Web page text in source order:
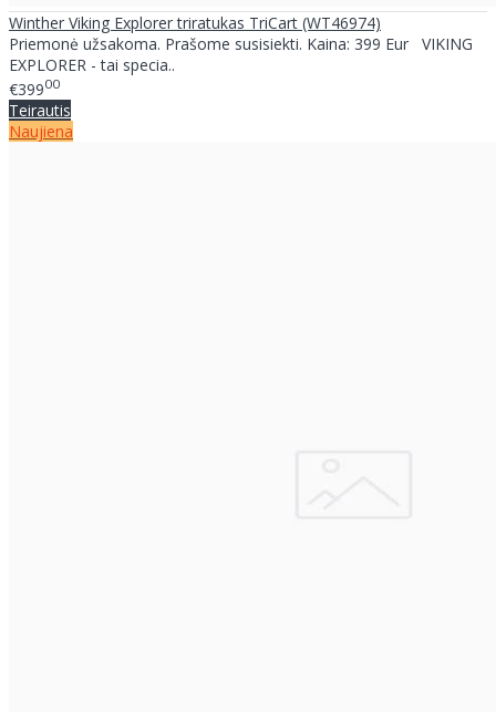
Winther Viking Explorer triratukas TriCart (WT46974)
Priemonė užsakoma. Prašome susisiekti. Kaina: 399 Eur VIKING
EXPLORER - tai specia..
€39900
Teirautis
Naujiena